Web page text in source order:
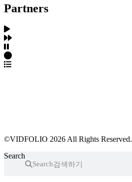
Partners
©VIDFOLIO 2026 All Rights Reserved.
Search
Search